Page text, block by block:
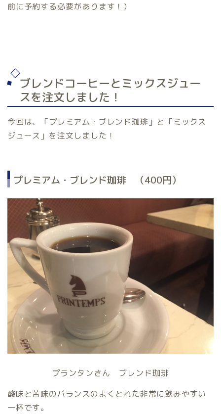
前に予約する必要があります！）
ブレンドコーヒーとミックスジュー
スを注文しました！
今回は、「プレミアム・ブレンド珈琲」と「ミックス
ジュース」を注文しました！
プレミアム・ブレンド珈琲 （400円）
プランタンさん ブレンド珈琲
酸味と苦味のバランスのよくとれた非常に飲みやすい
一杯です。